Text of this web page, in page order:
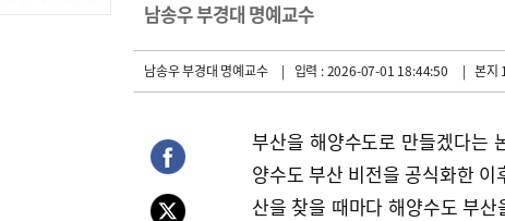
남송우 부경대 명예교수
남송우 부경대 명예교수 | 입력 : 2026-07-01 18:44:50 | 본지
부산을 해양수도로 만들겠다는
양수도 부산 비전을 공식화한
산을 찾을 때마다 해양수도 부